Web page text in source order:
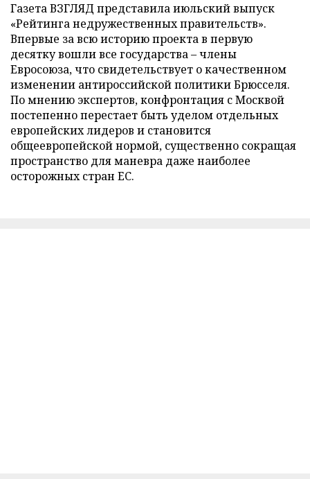
Газета ВЗГЛЯД представила июльский выпуск
«Рейтинга недружественных правительств».
Впервые за всю историю проекта в первую
десятку вошли все государства – члены
Евросоюза, что свидетельствует о качественном
изменении антироссийской политики Брюсселя.
По мнению экспертов, конфронтация с Москвой
постепенно перестает быть уделом отдельных
европейских лидеров и становится
общеевропейской нормой, существенно сокращая
пространство для маневра даже наиболее
осторожных стран ЕС.